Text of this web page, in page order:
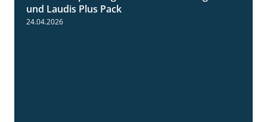
und Laudis Plus Pack
24.04.2026